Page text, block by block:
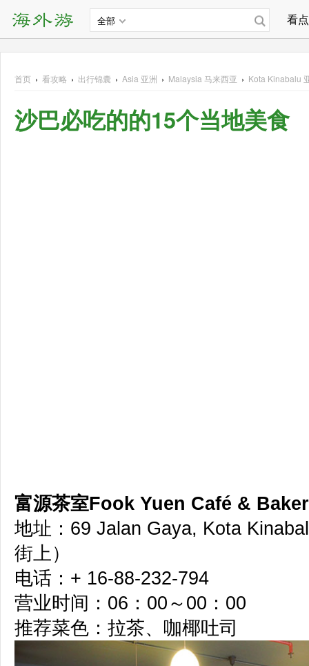
全部 看
首页 › 看攻略 › 出行锦囊 › Asia 亚洲 › Malaysia 马来西亚 › Kota Kinabalu
沙巴必吃的的15个当地美食
富源茶室Fook Yuen Café &
地址：69 Jalan Gaya, Kota
街上）
电话：+ 16-88-232-794
营业时间：06：00～00：00
推荐菜色：拉茶、咖椰吐司